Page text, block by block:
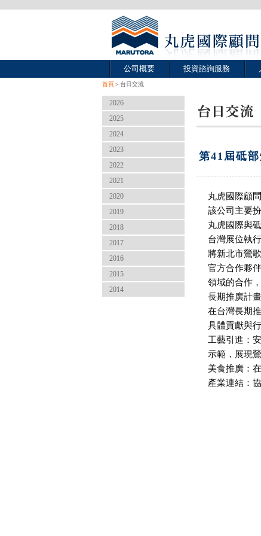
公司概要 投資諮詢服務
首頁＞台日交流
2026
2025
2024
2023
2022
2021
2020
2019
2018
2017
2016
2015
2014
第41屆砥
丸虎國際顧
該公司主要
丸虎國際與
台灣展位執
將新北市鶯
官方合作夥
領域的合作
長期推廣計
在台灣長期
具體貢獻與
工藝引進：
示範，展現
美食推廣：
產業連結：